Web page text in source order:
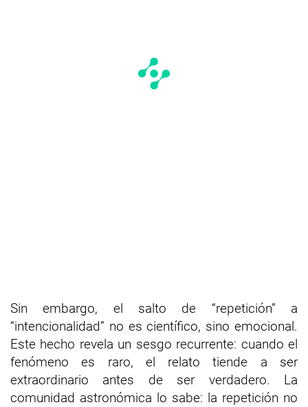
Sin embargo, el salto de “repetición” a
“intencionalidad” no es científico, sino emocional.
Este hecho revela un sesgo recurrente: cuando el
fenómeno es raro, el relato tiende a ser
extraordinario antes de ser verdadero. La
comunidad astronómica lo sabe: la repetición no